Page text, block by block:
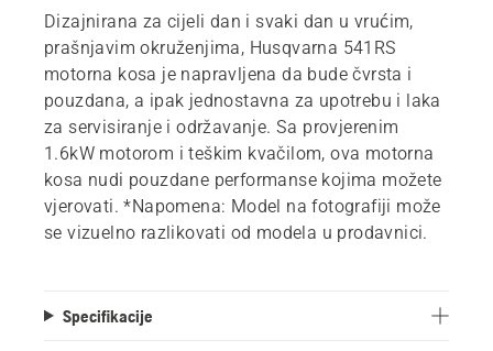
Dizajnirana za cijeli dan i svaki dan u vrućim,
prašnjavim okruženjima, Husqvarna 541RS
motorna kosa je napravljena da bude čvrsta i
pouzdana, a ipak jednostavna za upotrebu i laka
za servisiranje i održavanje. Sa provjerenim
1.6kW ​​motorom i teškim kvačilom, ova motorna
kosa nudi pouzdane performanse kojima možete
vjerovati. *Napomena: Model na fotografiji može
se vizuelno razlikovati od modela u prodavnici.
Specifikacije